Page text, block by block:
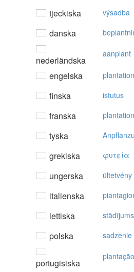
tjeckiska výsadba
danska
nederländska
aanplant
engelska plantation
finska istutus
franska plantation
tyska
grekiska φυτεία
ungerska ültetvény
italienska
lettiska stādījums
polska sadzenie
portugisiska
plantação